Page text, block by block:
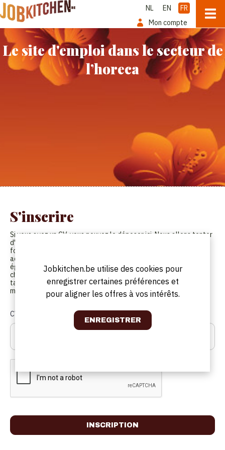
NL EN
FR
Mon compte
Le site d'emploi dans le secteur de
l’horeca
S'inscrire
Si vous avez un CV, vous pouvez le déposer ici. Nous allons tenter
d'analyser votre CV automatiquement et pré-remplir tous les
formulaires pour accélérer le processus d'enregistrement. Nous
acceptons les fichiers .DOC, .DOCX, .PDF, .ODT et .RTF. Veuillez
également taper le code que vous voyez sur l'image dans le
champ situé en dessous de l'image. Vous n'avez pas besoin de
taper le code si vous décidez de ne pas déposer votre CV
maintenant.
CV :
Jobkitchen.be utilise des cookies pour
enregistrer certaines préférences et
pour aligner les offres à vos intérêts.